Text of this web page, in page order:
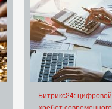
Битрикс24: цифровой